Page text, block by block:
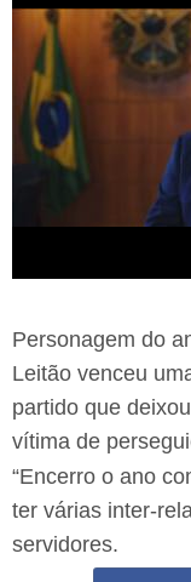
Personagem do
Leitão venceu
partido que
vítima de
“Encerro o ano
ter várias inter-
servidores.